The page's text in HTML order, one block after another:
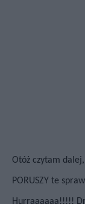
Otóż czytam
PORUSZY te
Hurraaaaaa!!!!!